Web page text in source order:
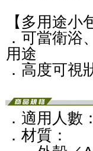
【多用途小
．可當衛浴
用途
．高度可視
．適用人數
．材質：